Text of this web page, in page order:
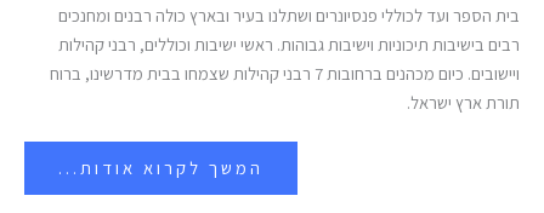
בית הספר ועד לכוללי פנסיונרים ושתלנו בעיר ובארץ כולה רבנים ומחנכים
רבים בישיבות תיכוניות וישיבות גבוהות. ראשי ישיבות וכוללים, רבני קהילות
ויישובים. כיום מכהנים ברחובות 7 רבני קהילות שצמחו בבית מדרשינו, ברוח
תורת ארץ ישראל.
המשך לקרוא אודות...